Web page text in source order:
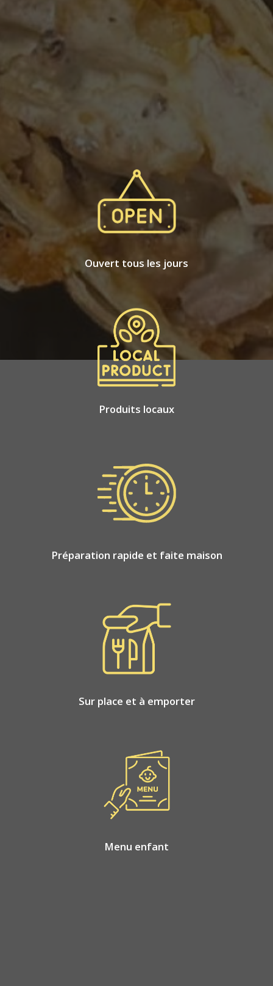
Ouvert tous les jours
Produits locaux
Préparation rapide et faite maison
Sur place et à emporter
Menu enfant